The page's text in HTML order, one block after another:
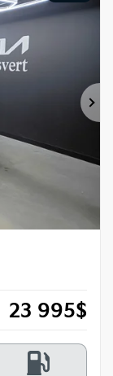
23 995$